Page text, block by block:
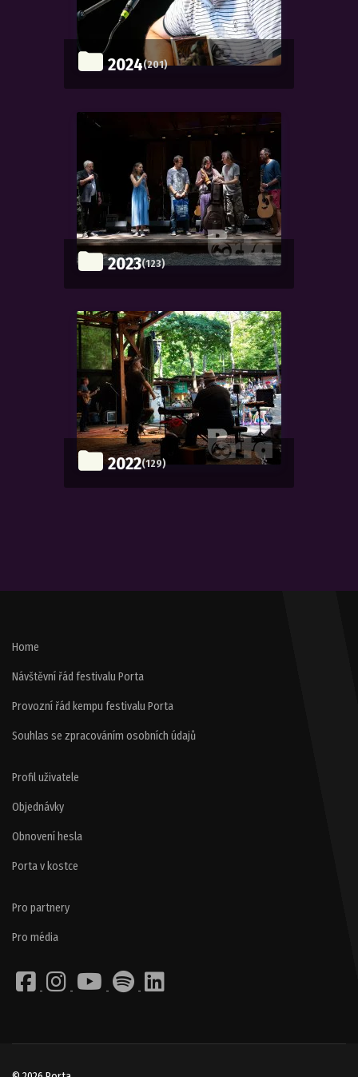
2024(201)
2023(123)
2022(129)
Home
Návštěvní řád festivalu Porta
Provozní řád kempu festivalu Porta
Souhlas se zpracováním osobních údajů
Profil uživatele
Objednávky
Obnovení hesla
Porta v kostce
Pro partnery
Pro média